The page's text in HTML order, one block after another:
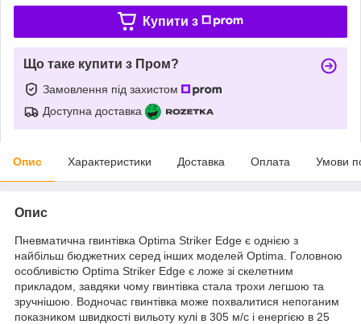
Купити з
Що таке купити з Пром?
Замовлення під захистом
Доступна доставка
Опис Характеристики Доставка Оплата Умови
Опис
Пневматична гвинтівка Optima Striker Edge є однією з
найбільш бюджетних серед інших моделей Optima. Головною
особливістю Optima Striker Edge є ложе зі скелетним
прикладом, завдяки чому гвинтівка стала трохи легшою та
зручнішою. Водночас гвинтівка може похвалитися непоганим
показником швидкості вильоту кулі в 305 м/с і енергією в 25